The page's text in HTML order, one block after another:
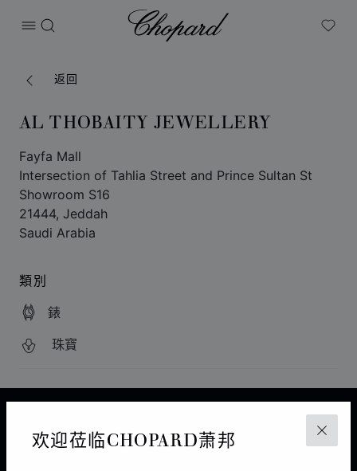
关闭
欢迎莅临CHOPARD萧邦
打开菜单
搜索
Chopard
My
返回
AL THOBAITY JEWELLERY
Fayfa Mall
Intersection of Tahlia Street and Prince Sultan St
Showroom S16
21444, Jeddah
Saudi Arabia
類別
錶
珠寶
沙特阿拉伯 JEDDAH AL THOBAITY JEWELLERY